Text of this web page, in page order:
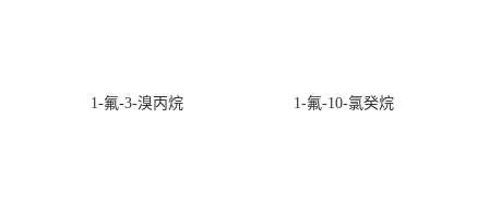
1-氟-3-溴丙烷 1-氟-10-氯癸烷